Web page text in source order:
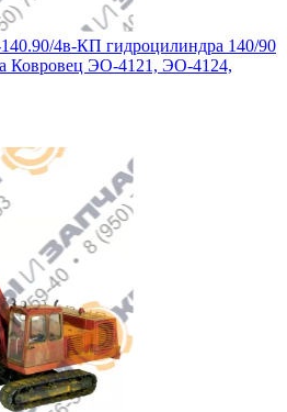
4в-КП гидроцилиндра 140/90
Ковровец ЭО‑4121, ЭО‑4124,